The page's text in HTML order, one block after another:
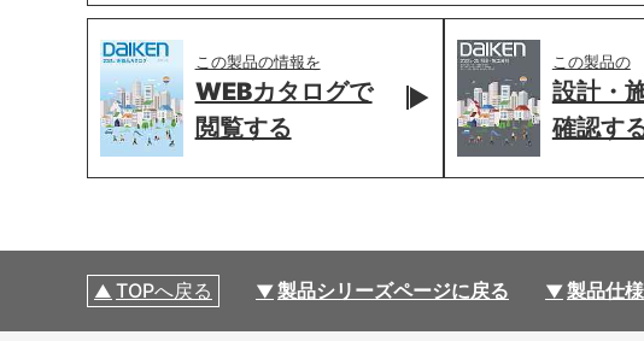
この製品の情報を
WEBカタログで
閲覧する
この製品の
設計・
確認す
TOPへ戻る 製品シリーズページに戻る 製品仕様